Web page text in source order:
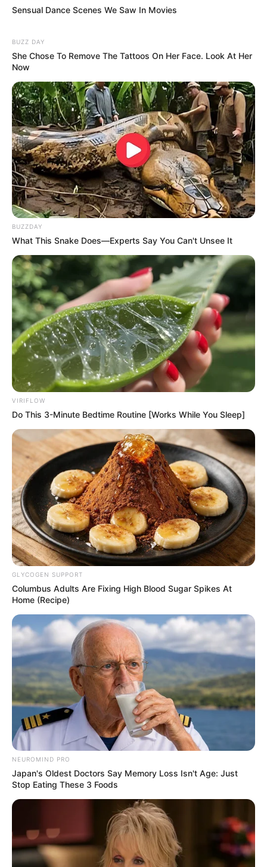
Auf einigen Seiten dieses Projektes sind Affiliate-
Angebote integriert. Wenn etwas darüber gebucht oder
gekauft wird, ist das eine Unterstützung, ohne dass sich
dadurch der Preis ändert.
Sensual Dance Scenes We Saw In Movies
BUZZ DAY
She Chose To Remove The Tattoos On Her Face. Look At Her
Now
BUZZDAY
What This Snake Does—Experts Say You Can't Unsee It
VIRIFLOW
Do This 3-Minute Bedtime Routine [Works While You Sleep]
GLYCOGEN SUPPORT
Columbus Adults Are Fixing High Blood Sugar Spikes At
Home (Recipe)
NEUROMIND PRO
Japan's Oldest Doctors Say Memory Loss Isn't Age: Just
Stop Eating These 3 Foods